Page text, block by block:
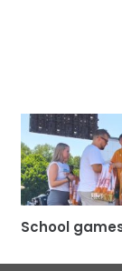
School